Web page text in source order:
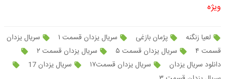
ویژه
لعیا زنگنه پژمان بازغی سریال یزدان قسمت ۱
سریال یزدان
قسمت ۴
سریال یزدان قسمت ۵
سریال یزدان قسمت ۲
دانلود سریال یزدان
سریال یزدان قسمت۱۷
سریال یزدان 17